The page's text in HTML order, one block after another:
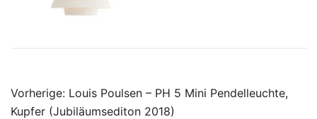
Beitragsnavigation
Vorherige: Louis Poulsen – PH 5 Mini Pendelleuchte,
Kupfer (Jubiläumsediton 2018)